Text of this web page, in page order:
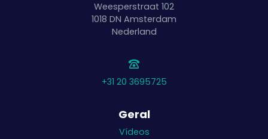
Weesperstraat 102
1018 DN Amsterdam
Nederland
+31 20 3695725
Geral
Vídeos